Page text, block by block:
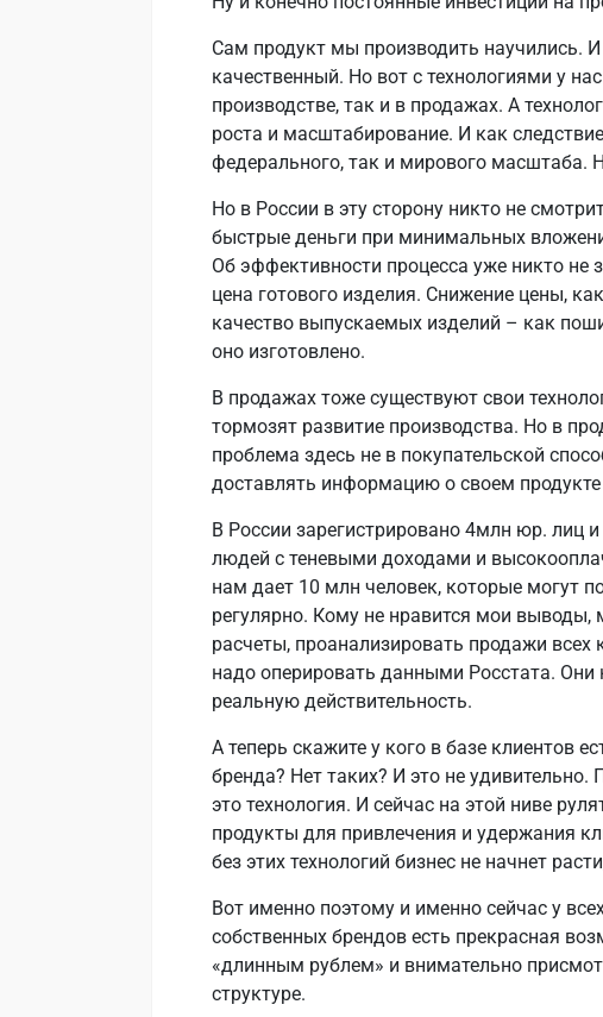
Сам продукт мы производить научились.
качественный. Но вот с технологиями у
производстве, так и в продажах. А
роста и масштабирование. И как
федерального, так и мирового масштаба.
Но в России в эту сторону никто не
быстрые деньги при минимальных
Об эффективности процесса уже никто
цена готового изделия. Снижение цены,
качество выпускаемых изделий – как
оно изготовлено.
В продажах тоже существуют свои
тормозят развитие производства. Но в
проблема здесь не в покупательской
доставлять информацию о своем
В России зарегистрировано 4млн юр. лиц
людей с теневыми доходами и
нам дает 10 млн человек, которые могут
регулярно. Кому не нравится мои выводы,
расчеты, проанализировать продажи
надо оперировать данными Росстата.
реальную действительность.
А теперь скажите у кого в базе клиентов
бренда? Нет таких? И это не удивительно.
это технология. И сейчас на этой ниве
продукты для привлечения и удержания
без этих технологий бизнес не начнет
Вот именно поэтому и именно сейчас у
собственных брендов есть прекрасная
«длинным рублем» и внимательно
структуре.